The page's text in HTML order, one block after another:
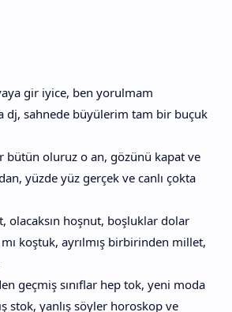
gir iyice, ben yorulmam
dj, sahnede büyülerim tam bir buçuk
bütün oluruz o an, gözünü kapat ve
yüzde yüz gerçek ve canlı çokta
olacaksın hoşnut, boşluklar dolar
koştuk, ayrılmış birbirinden millet,
geçmiş sınıflar hep tok, yeni moda
stok, yanlış söyler horoskop ve